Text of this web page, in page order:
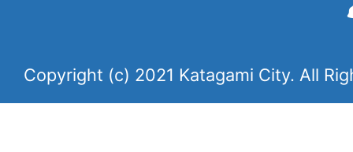
Copyright (c) 2021 Katagami City. All